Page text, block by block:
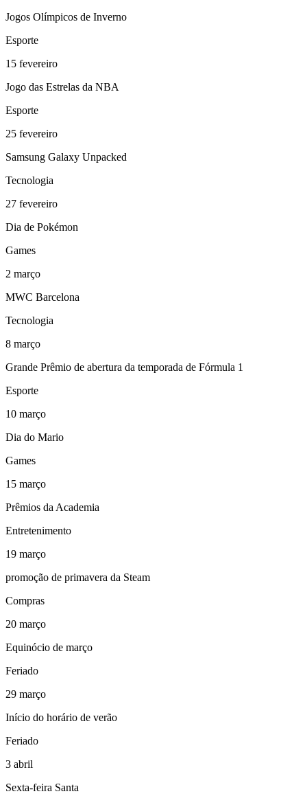
Jogos Olímpicos de Inverno
Esporte
15 fevereiro
Jogo das Estrelas da NBA
Esporte
25 fevereiro
Samsung Galaxy Unpacked
Tecnologia
27 fevereiro
Dia de Pokémon
Games
2 março
MWC Barcelona
Tecnologia
8 março
Grande Prêmio de abertura da temporada de Fórmula 1
Esporte
10 março
Dia do Mario
Games
15 março
Prêmios da Academia
Entretenimento
19 março
promoção de primavera da Steam
Compras
20 março
Equinócio de março
Feriado
29 março
Início do horário de verão
Feriado
3 abril
Sexta-feira Santa